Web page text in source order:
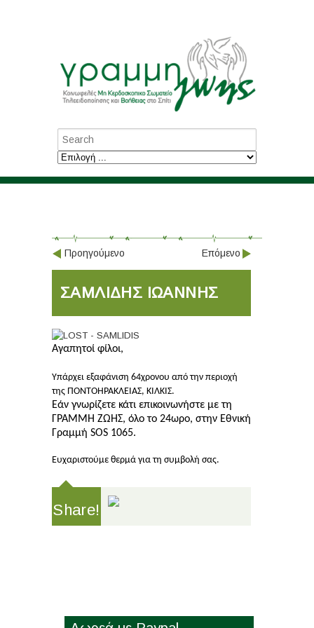
Προηγούμενο Επόμενο
ΣΑΜΛΙΔΗΣ ΙΩΑΝΝΗΣ
Αγαπητοί φίλοι,
Υπάρχει εξαφάνιση 64χρονου από την περιοχή
της ΠΟΝΤΟΗΡΑΚΛΕΙΑΣ, ΚΙΛΚΙΣ.
Εάν γνωρίζετε κάτι επικοινωνήστε με τη
ΓΡΑΜΜΗ ΖΩΗΣ, όλο το 24ωρο, στην Εθνική
Γραμμή SOS 1065.
Ευχαριστούμε θερμά για τη συμβολή σας.
Share!